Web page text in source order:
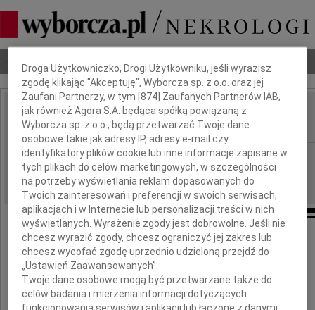
Nekrologi Odeszli Poradnik pogrzebowy
IMIĘ I NAZWISKO: Jerzy Romanowski
REGION: Szczecin
DATA EMISJI: 28.04.2023
Hani i Maćkowi
serdeczne wyrazy współczucia
z powodu odejścia
Dbamy o Twoją prywatność
Droga Użytkowniczko, Drogi Użytkowniku, jeśli wyrazisz
zgodę klikając "Akceptuję", Wyborcza sp. z o.o. oraz jej
Zaufani Partnerzy, w tym [874 ] Zaufanych Partnerów IAB,
jak również Agora S.A. będąca spółką powiązaną z
Wyborcza sp. z o.o., będą przetwarzać Twoje dane
osobowe takie jak adresy IP, adresy e-mail czy
identyfikatory plików cookie lub inne informacje zapisane w
tych plikach do celów marketingowych, w szczególności
na potrzeby wyświetlania reklam dopasowanych do
Twoich zainteresowań i preferencji w swoich serwisach,
aplikacjach i w Internecie lub personalizacji treści w nich
wyświetlanych. Wyrażenie zgody jest dobrowolne. Jeśli nie
chcesz wyrazić zgody, chcesz ograniczyć jej zakres lub
chcesz wycofać zgodę uprzednio udzieloną przejdź do
„Ustawień Zaawansowanych”.
Twoje dane osobowe mogą być przetwarzane także do
celów badania i mierzenia informacji dotyczących